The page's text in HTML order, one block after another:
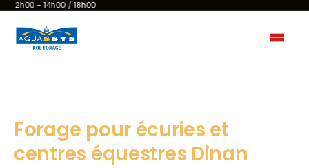
- 14h00 / 18h00
Forage pour écuries et
centres équestres Dinan